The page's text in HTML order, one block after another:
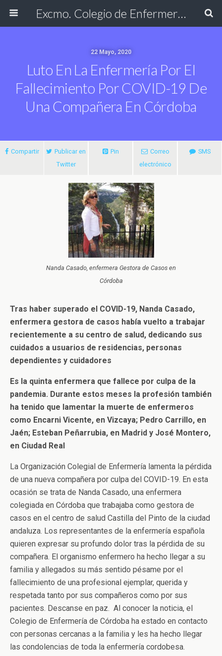
Excmo. Colegio de Enfermería de Cádiz
22 Mayo, 2020
Luto En La Enfermería Por El
Fallecimiento Por COVID-19 De
Una Compañera En Córdoba
Compartir
Publicar en
Twitter
Pin
Correo
electrónico
SMS
Nanda Casado, enfermera Gestora de Casos en
Córdoba
Tras haber superado el COVID-19, Nanda Casado,
enfermera gestora de casos había vuelto a trabajar
recientemente a su centro de salud, dedicando sus
cuidados a usuarios de residencias, personas
dependientes y cuidadores
Es la quinta enfermera que fallece por culpa de la
pandemia. Durante estos meses la profesión también
ha tenido que lamentar la muerte de enfermeros
como Encarni Vicente, en Vizcaya; Pedro Carrillo, en
Jaén; Esteban Peñarrubia, en Madrid y José Montero,
en Ciudad Real
La Organización Colegial de Enfermería lamenta la pérdida
de una nueva compañera por culpa del COVID-19. En esta
ocasión se trata de Nanda Casado, una enfermera
colegiada en Córdoba que trabajaba como gestora de
casos en el centro de salud Castilla del Pinto de la ciudad
andaluza. Los representantes de la enfermería española
quieren expresar su profundo dolor tras la pérdida de su
compañera. El organismo enfermero ha hecho llegar a su
familia y allegados su más sentido pésame por el
fallecimiento de una profesional ejemplar, querida y
respetada tanto por sus compañeros como por sus
pacientes. Descanse en paz. Al conocer la noticia, el
Colegio de Enfermería de Córdoba ha estado en contacto
con personas cercanas a la familia y les ha hecho llegar
las condolencias de toda la enfermería cordobesa.